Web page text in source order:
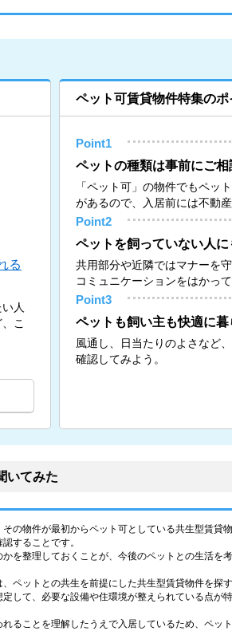
る
人
こ
ペット可賃貸物件特集のポ
Point1
ペットの種類は事前にご相
「ペット可」の物件でもペッ
があるので、入居前には不動
Point2
ペットを飼っていない人に
共用部分や近隣ではマナーを
コミュニケーションをはかって
Point3
ペットも飼い主も快適に暮
風通し、日当たりのよさなど
確認してみよう。
いてみた
の物件が最初からペット可としている共生型賃貸
することです。
を整理しておくことが、今後のペットとの生活を
ペットとの共生を前提にした共生型賃貸物件を探
して、必要な設備や住環境が整えられている点が特
ることを理解したうえで入居しているため、ペッ